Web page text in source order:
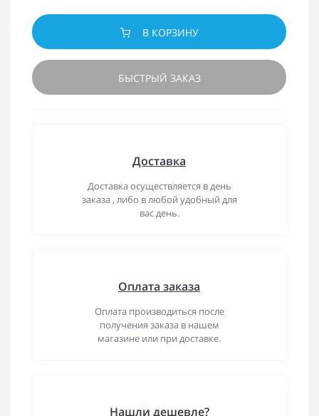
В КОРЗИНУ
БЫСТРЫЙ ЗАКАЗ
Доставка
Доставка осуществляется в день
заказа , либо в любой удобный для
вас день.
Оплата заказа
Оплата производиться после
получения заказа в нашем
магазине или при доставке.
Нашли дешевле?